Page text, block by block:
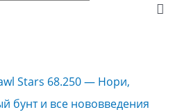
Stars 68.250 — Нори,
бунт и все нововведения